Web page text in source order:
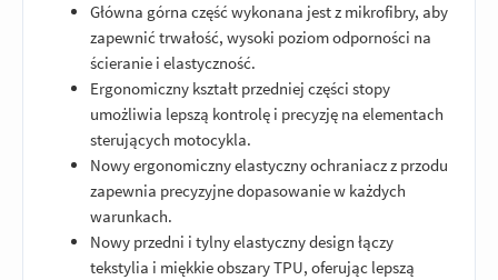
Główna górna część wykonana jest z mikrofibry, aby
zapewnić trwałość, wysoki poziom odporności na
ścieranie i elastyczność.
Ergonomiczny kształt przedniej części stopy
umożliwia lepszą kontrolę i precyzję na elementach
sterujących motocykla.
Nowy ergonomiczny elastyczny ochraniacz z przodu
zapewnia precyzyjne dopasowanie w każdych
warunkach.
Nowy przedni i tylny elastyczny design łączy
tekstylia i miękkie obszary TPU, oferując lepszą